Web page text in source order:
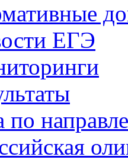
ЕГЭ
по